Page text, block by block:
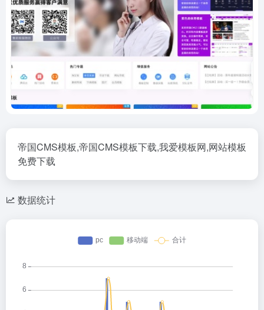
帝国CMS模板,帝国CMS模板下载,我爱模板网,网站模板
免费下载
数据统计